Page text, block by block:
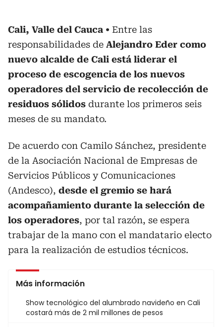
Cali, Valle del Cauca
Entre las
responsabilidades de Alejandro Eder como
nuevo alcalde de Cali está liderar el
proceso de escogencia de los nuevos
operadores del servicio de recolección de
residuos sólidos durante los primeros seis
meses de su mandato.
De acuerdo con Camilo Sánchez, presidente
de la Asociación Nacional de Empresas de
Servicios Públicos y Comunicaciones
(Andesco), desde el gremio se hará
acompañamiento durante la selección de
los operadores, por tal razón, se espera
trabajar de la mano con el mandatario electo
para la realización de estudios técnicos.
Más información
Show tecnológico del alumbrado navideño en Cali
costará más de 2 mil millones de pesos